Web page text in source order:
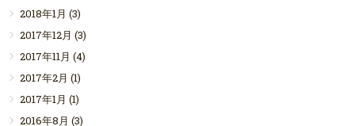
2018年1月 (3)
2017年12月 (3)
2017年11月 (4)
2017年2月 (1)
2017年1月 (1)
2016年8月 (3)